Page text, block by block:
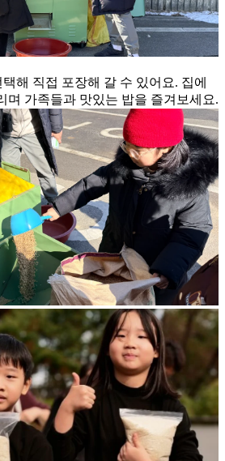
해 직접 포장해 갈 수 있어요. 집에
며 가족들과 맛있는 밥을 즐겨보세요.